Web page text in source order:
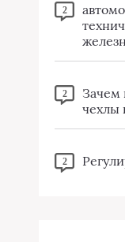
2
2
Зачем
чехлы
2